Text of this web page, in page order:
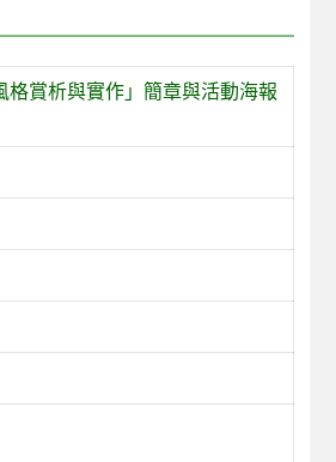
格賞析與實作」簡章與活動海報